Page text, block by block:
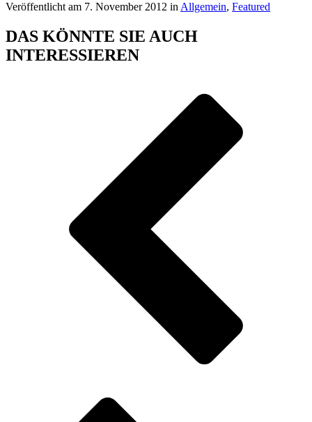
Veröffentlicht am 7. November 2012 in Allgemein, Featured
DAS KÖNNTE SIE AUCH
INTERESSIEREN